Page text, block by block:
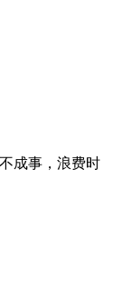
成事，浪费时